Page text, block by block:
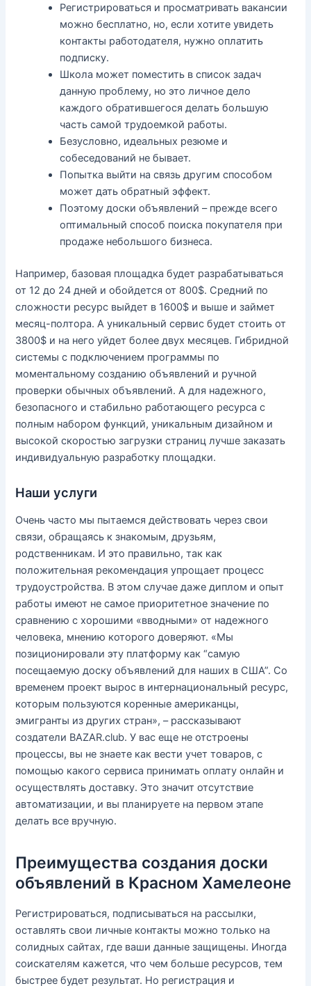
Регистрироваться и просматривать вакансии
можно бесплатно, но, если хотите увидеть
контакты работодателя, нужно оплатить
подписку.
Школа может поместить в список задач
данную проблему, но это личное дело
каждого обратившегося делать большую
часть самой трудоемкой работы.
Безусловно, идеальных резюме и
собеседований не бывает.
Попытка выйти на связь другим способом
может дать обратный эффект.
Поэтому доски объявлений – прежде всего
оптимальный способ поиска покупателя при
продаже небольшого бизнеса.
Например, базовая площадка будет разрабатываться
от 12 до 24 дней и обойдется от 800$. Средний по
сложности ресурс выйдет в 1600$ и выше и займет
месяц-полтора. А уникальный сервис будет стоить от
3800$ и на него уйдет более двух месяцев. Гибридной
системы с подключением программы по
моментальному созданию объявлений и ручной
проверки обычных объявлений. А для надежного,
безопасного и стабильно работающего ресурса с
полным набором функций, уникальным дизайном и
высокой скоростью загрузки страниц лучше заказать
индивидуальную разработку площадки.
Наши услуги
Очень часто мы пытаемся действовать через свои
связи, обращаясь к знакомым, друзьям,
родственникам. И это правильно, так как
положительная рекомендация упрощает процесс
трудоустройства. В этом случае даже диплом и опыт
работы имеют не самое приоритетное значение по
сравнению с хорошими «вводными» от надежного
человека, мнению которого доверяют. «Мы
позиционировали эту платформу как “самую
посещаемую доску объявлений для наших в США”. Со
временем проект вырос в интернациональный ресурс,
которым пользуются коренные американцы,
эмигранты из других стран», – рассказывают
создатели BAZAR.club. У вас еще не отстроены
процессы, вы не знаете как вести учет товаров, с
помощью какого сервиса принимать оплату онлайн и
осуществлять доставку. Это значит отсутствие
автоматизации, и вы планируете на первом этапе
делать все вручную.
Преимущества создания доски
объявлений в Красном Хамелеоне
Регистрироваться, подписываться на рассылки,
оставлять свои личные контакты можно только на
солидных сайтах, где ваши данные защищены. Иногда
соискателям кажется, что чем больше ресурсов, тем
быстрее будет результат. Но регистрация и